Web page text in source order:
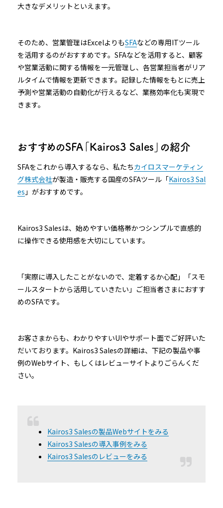
大きなデメリットといえます。
そのため、営業管理はExcelよりもSFAなどの専用ITツール
を活用するのがおすすめです。SFAなどを活用すると、顧客
や営業活動に関する情報を一元管理し、各営業担当者がリア
ルタイムで情報を更新できます。記録した情報をもとに売上
予測や営業活動の自動化が行えるなど、業務効率化も実現で
きます。
おすすめのSFA「Kairos3 Sales」の紹介
SFAをこれから導入するなら、私たちカイロスマーケティン
グ株式会社が製造・販売する国産のSFAツール「Kairos3 Sal
es 」がおすすめです。
Kairos3 Salesは、始めやすい価格帯かつシンプルで直感的
に操作できる使用感を大切にしています。
「実際に導入したことがないので、定着するか心配」「スモ
ールスタートから活用していきたい」ご担当者さまにおすす
めのSFAです。
お客さまからも、わかりやすいUIやサポート面でご好評いた
だいております。Kairos3 Salesの詳細は、下記の製品や事
例のWebサイト、もしくはレビューサイトよりごらんくだ
さい。
Kairos3 Salesの製品Webサイトをみる
Kairos3 Salesの導入事例をみる
Kairos3 Salesのレビューをみる